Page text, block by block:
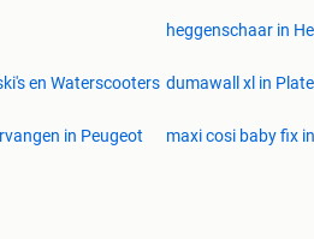
heggenschaar in
en Waterscooters dumawall xl in
in Peugeot maxi cosi baby fix